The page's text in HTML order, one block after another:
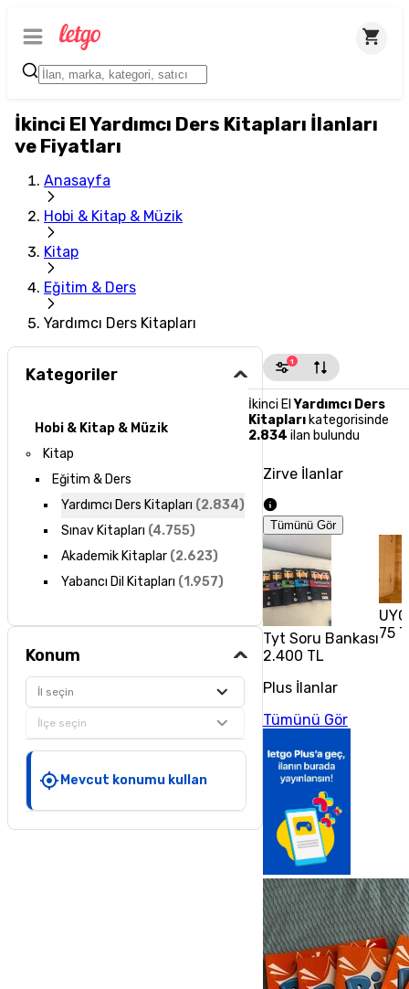
İkinci El Yardımcı Ders Kitapları İlanları
ve Fiyatları
Anasayfa
Hobi & Kitap & Müzik
Kitap
Eğitim & Ders
Yardımcı Ders Kitapları
Kategoriler
Hobi & Kitap & Müzik
Kitap
Eğitim & Ders
Yardımcı Ders Kitapları (2.834)
Sınav Kitapları (4.755)
Akademik Kitaplar(2.623)
Yabancı Dil Kitapları (1.957)
Konum
İl seçin
İlçe seçin
Mevcut konumu kullan
1
İkinci ElYardımcı Ders
Kitaplarıkategorisinde
2.834 ilan bulundu
Zirve İlanlar
Tümünü Gör
Tyt Soru Bankası
2.400 TL
75
Plus İlanlar
Tümünü Gör